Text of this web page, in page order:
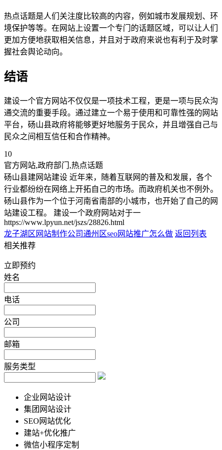
热点话题是人们关注度比较高的内容，例如城市发展规划、环
境保护等等。在网站上设置一个专门的话题区域，可以让人们
更加方便地获取相关信息，并且对于政府来说也有利于及时掌
握社会舆论动向。
结语
建设一个官方网站不仅仅是一项技术工程，更是一项与民众沟
通交流的重要手段。通过建立一个易于使用和可靠性强的网站
平台，砀山县政府将能够更好地服务于民众，并且增强自己与
民众之间相互信任和合作精神。
10
官方网站,政府部门,热点话题
砀山县建网站建设 近年来，随着互联网的普及和发展，各个
行业都纷纷在网络上开拓自己的市场。而政府机关也不例外。
砀山县作为一个位于河南省南部的小城市，也开始了自己的网
站建设工程。 建设一个政府网站对于一
https://www.lpyun.net/jszs/28826.html
龙子湖区网站制作公司通州区seo网站推广怎么做 返回列表
相关推荐
立即预约
姓名
电话
公司
邮箱
服务类型
企业网站设计
集团网站设计
SEO网站优化
建站+优化推广
微信小程序定制